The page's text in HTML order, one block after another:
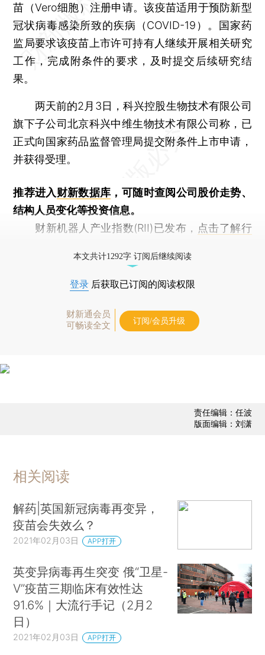
苗（Vero细胞）注册申请。该疫苗适用于预防新型
冠状病毒感染所致的疾病（COVID-19）。国家药
监局要求该疫苗上市许可持有人继续开展相关研究
工作，完成附条件的要求，及时提交后续研究结
果。
两天前的2月3日，科兴控股生物技术有限公司
旗下子公司北京科兴中维生物技术有限公司称，已
正式向国家药品监督管理局提交附条件上市申请，
并获得受理。
推荐进入财新数据库 ，可随时查阅公司股价走势、
结构人员变化等投资信息。
财新机器人产业指数(RII)已发布， 点击了解行
本文共计1292字 订阅后继续阅读
登录 后获取已订阅的阅读权限
财新通会员
可畅读全文
订阅/会员升级
责任编辑：任波
版面编辑：刘潇
相关阅读
解药|英国新冠病毒再变异，
疫苗会失效么？
2021年02月03日 APP打开
英变异病毒再生突变 俄“卫星-
V”疫苗三期临床有效性达
91.6%｜大流行手记（2月2
日）
2021年02月03日 APP打开